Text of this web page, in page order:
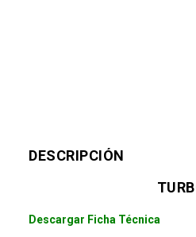
DESCRIPCIÓN
Descargar Ficha Técnica